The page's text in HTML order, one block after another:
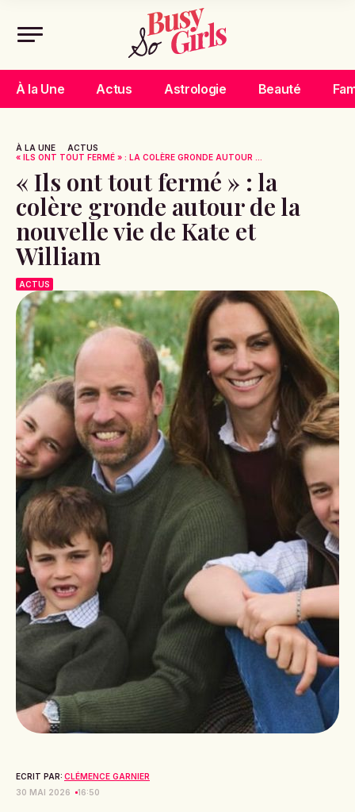
À la Une Actus Astrologie Beauté
À LA UNE
ACTUS
« ILS ONT TOUT FERMÉ » : LA COLÈRE GRONDE AUTOUR ...
« Ils ont tout fermé » : la
colère gronde autour de la
nouvelle vie de Kate et
William
ACTUS
ECRIT PAR: CLÉMENCE GARNIER
30 MAI 2026
16:50